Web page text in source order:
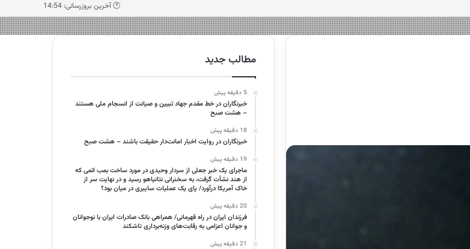
🕐 آخرین بروزرسانی: 14:54
مطالب جدید
5 دقیقه پیش
خبرنگاران در خط مقدم جهاد تبیین و صیانت از انسجام ملی هستند
– هشت صبح
18 دقیقه پیش
خبرنگاران در روایت اخبار امانت‌دار حقیقت باشند – هشت صبح
19 دقیقه پیش
ماجرای یک خبر جعلی از سردار وحیدی در مورد ساخت بمب اتمی که
از هند نشأت گرفت، به سخنرانی نتانیاهو رسید و در نهایت سر از
خاک آمریکا درآورد/ پای یک عملیات سایبری در میان بود؟
20 دقیقه پیش
فرزندان ایران در راه قهرمانی/ همراهی بانک صادرات ایران با نوجوانان
و جوانان اعزامی به رقابت‌های وزنه‌برداری تاشکند
21 دقیقه پیش